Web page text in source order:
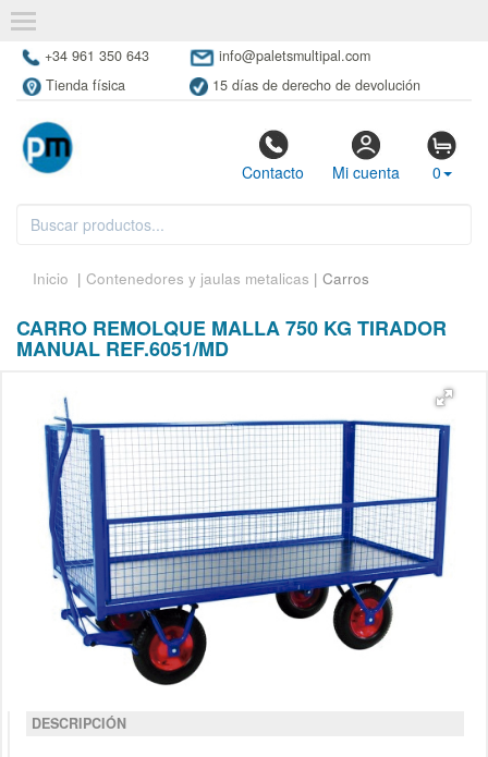
+34 961 350 643
info@paletsmultipal.com
Tienda física
15 días de derecho de devolución
Contacto Mi cuenta 0
Inicio | Contenedores y jaulas metalicas | Carros
CARRO REMOLQUE MALLA 750 KG TIRADOR
MANUAL REF.6051/MD
DESCRIPCIÓN